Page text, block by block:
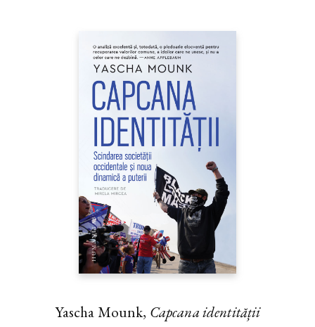
Yascha Mounk, Capcana identității